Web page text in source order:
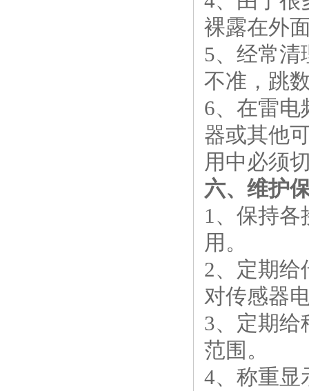
裸露在外
5、经常清
不准，跳
6、在雷电
器或其他
用中必须
六、维护
1、保持
用。
2、定期给
对传感器
3、定期给
范围。
4、称重显